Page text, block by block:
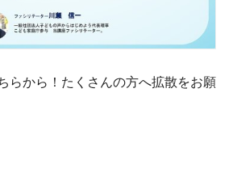
らから！たくさんの方へ拡散をお願